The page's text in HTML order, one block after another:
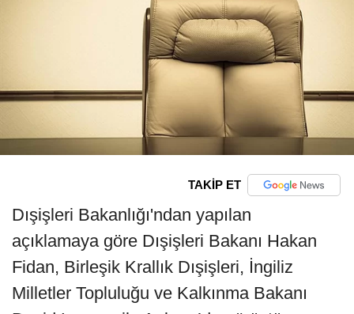
TAKİP ET
Dışişleri Bakanlığı'ndan yapılan
açıklamaya göre Dışişleri Bakanı Hakan
Fidan, Birleşik Krallık Dışişleri, İngiliz
Milletler Topluluğu ve Kalkınma Bakanı